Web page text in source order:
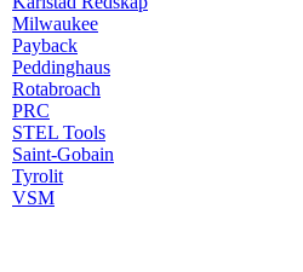
Milwaukee
Payback
Peddinghaus
Rotabroach
PRC
STEL Tools
Saint-Gobain
Tyrolit
VSM